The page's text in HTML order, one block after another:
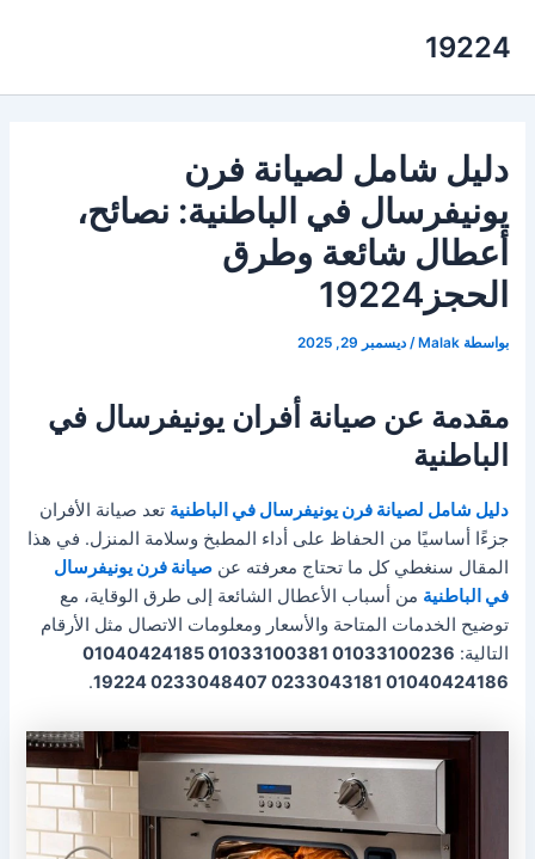
19224
دليل شامل لصيانة فرن
يونيفرسال في الباطنية: نصائح،
أعطال شائعة وطرق
الحجز19224
بواسطة Malak
/ديسمبر 29, 2025
مقدمة عن صيانة أفران يونيفرسال في
الباطنية
دليل شامل لصيانة فرن يونيفرسال في الباطنية تعد صيانة الأفران
جزءًا أساسيًا من الحفاظ على أداء المطبخ وسلامة المنزل. في هذا
المقال سنغطي كل ما تحتاج معرفته عنصيانة فرن يونيفرسال
في الباطنية من أسباب الأعطال الشائعة إلى طرق الوقاية، مع
توضيح الخدمات المتاحة والأسعار ومعلومات الاتصال مثل الأرقام
التالية:
01033100236 01033100381 01040424185
01040424186 0233043181 0233048407 19224
.